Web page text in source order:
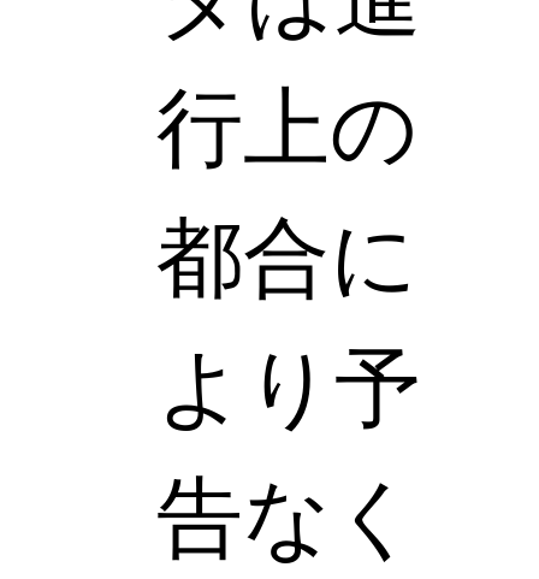
行上の
都合に
より予
告なく